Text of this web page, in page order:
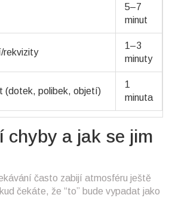
5–7
minut
rekvizity
1–3
minuty
(dotek, polibek, objetí)
1
minuta
chyby a jak se jim
často zabijí atmosféru ještě
čekáte, že “to” bude vypadat jako